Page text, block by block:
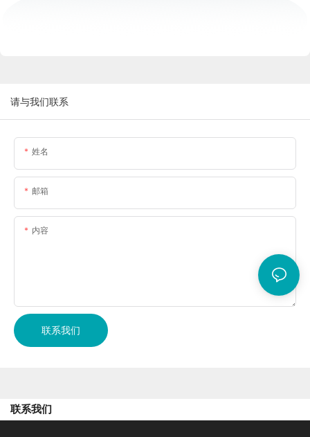
请与我们联系
姓名
邮箱
内容
联系我们
联系我们